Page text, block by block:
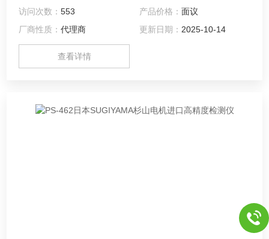
访问次数：553 产品价格： 面议
厂商性质：代理商 更新日期： 2025-10-14
查看详情